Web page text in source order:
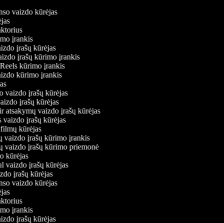
vaizdo kūrėjas
įrankis
įrašų kūrėjas
įrašų kūrimo įrankis
Reels kūrimo įrankis
kūrimo įrankis
vaizdo įrašų kūrėjas
įrašų kūrėjas
atsakymų vaizdo įrašų kūrėjas
vaizdo įrašų kūrėjas
kūrėjas
vaizdo įrašų kūrimo įrankis
vaizdo įrašų kūrimo priemonė
kūrėjas
vaizdo įrašų kūrėjas
įrašų kūrėjas
vaizdo kūrėjas
įrankis
įrašų kūrėjas